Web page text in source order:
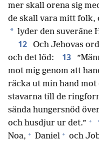
mer skall orena sig
de skall vara mitt folk,
* lyder den suveräne
12
Och Jehovas
och det löd:
13
mot mig genom att
räcka ut min hand
stavarna till de
sända hungersnöd
och husdjur ur det.” +
Noa, + Daniel + och